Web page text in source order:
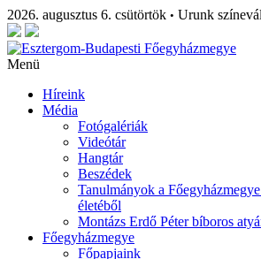
2026. augusztus 6. csütörtök • Urunk
Menü
Híreink
Média
Fotógalériák
Videótár
Hangtár
Beszédek
Tanulmányok a
életéből
Montázs Erdő Péter bíboros
Főegyházmegye
Főpapjaink